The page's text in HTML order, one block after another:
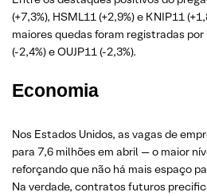
(+7,3%), HSML11 (+2,9%) e KNIP11
maiores quedas foram registradas por
(-2,4%) e OUJP11 (-2,3%).
Economia
Nos Estados Unidos, as vagas de
para 7,6 milhões em abril — o maior
reforçando que não há mais espaço
Na verdade, contratos futuros